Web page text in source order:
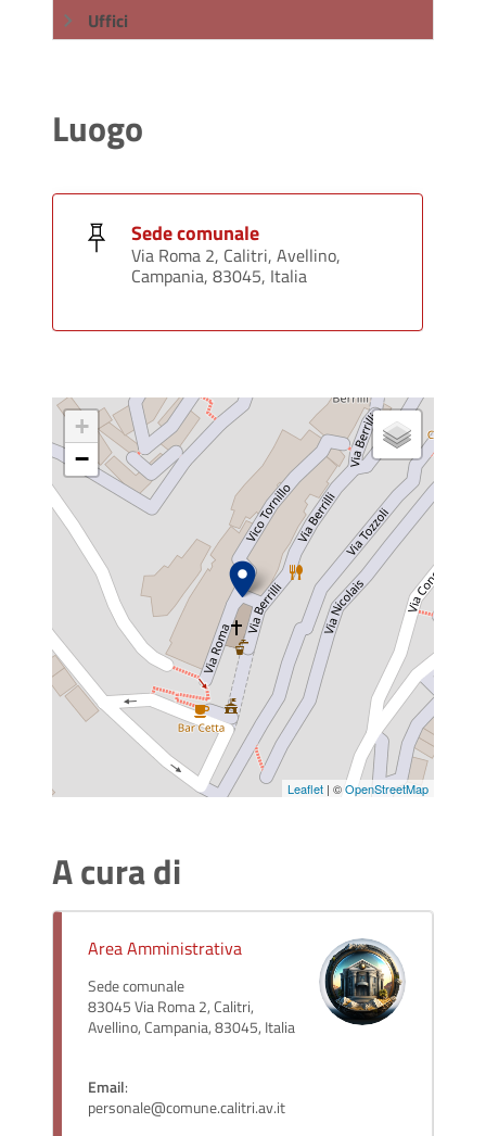
Uffici
Luogo
Sede comunale
Via Roma 2, Calitri, Avellino,
Campania, 83045, Italia
+
−
Leaflet | ©OpenStreetMap
A cura di
Area Amministrativa
Sede comunale
83045 Via Roma 2, Calitri,
Avellino, Campania, 83045, Italia
Email:
personale@comune.calitri.av.it